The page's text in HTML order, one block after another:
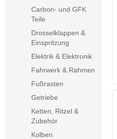
Carbon- und GFK
Teile
Drosselklappen &
Einspritzung
Elektrik & Elektronik
Fahrwerk & Rahmen
Fußrasten
Getriebe
Ketten, Ritzel &
Zubehör
Kolben